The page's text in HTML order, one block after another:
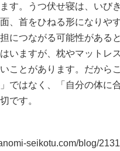
す。うつ伏せ寝は、いび
、首をひねる形になりや
につながる可能性がある
いますが、枕やマットレ
ことがあります。だから
ではなく、「自分の体に
です。
seikotu.com/blog/